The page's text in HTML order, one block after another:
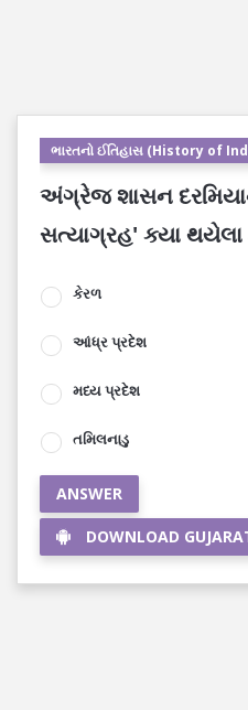
ભારતનો ઈતિહાસ (History of
અંગ્રેજ શાસન
સત્યાગ્રહ' ક્યા થયેલા
કેરળ
આંધ્ર પ્રદેશ
મધ્ય પ્રદેશ
તમિલનાડુ
ANSWER
DOWNLOAD